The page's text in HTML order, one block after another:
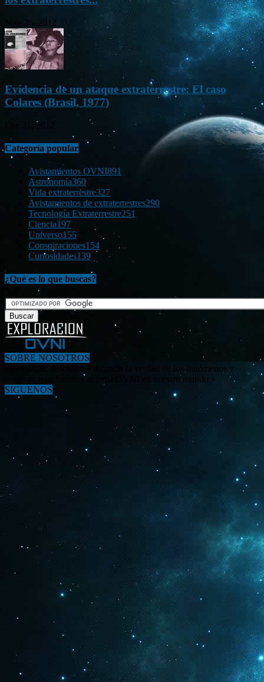
Nov 26, 2012
Evidencia de un ataque extraterrestre: El caso
Colares (Brasil, 1977)
Ene 21, 2012
Categoría popular
Avistamientos OVNI891
Astronomía360
Vida extraterrestre327
Avistamientos de extraterrestres290
Tecnología Extraterrestre251
Ciencia197
Universo155
Conspiraciones154
Curiosidades139
¿Qué es lo que buscas?
SOBRE NOSOTROS
«Investigar, descubrir y difundir la verdad de los fenómenos y
enigmas relacionados al tema OVNI en nuestro mundo.»
SÍGUENOS